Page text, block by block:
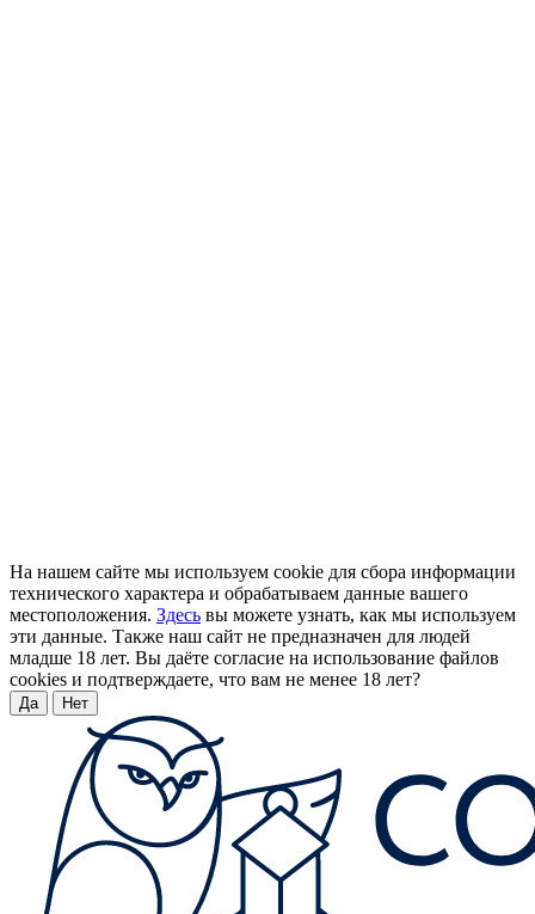
На нашем сайте мы используем cookie для сбора информации
технического характера и обрабатываем данные вашего
местоположения. Здесь вы можете узнать, как мы используем
эти данные. Также наш сайт не предназначен для людей
младше 18 лет. Вы даёте согласие на использование файлов
cookies и подтверждаете, что вам не менее 18 лет?
Да Нет